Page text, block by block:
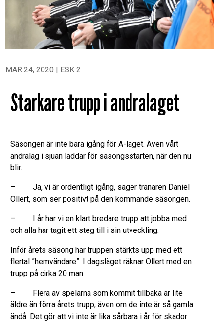
MAR 24, 2020 ESK 2
Starkare trupp i andralaget
Säsongen är inte bara igång för A-laget. Även vårt
andralag i sjuan laddar för säsongsstarten, när den nu
blir.
– Ja, vi är ordentligt igång, säger tränaren Daniel
Ollert, som ser positivt på den kommande säsongen.
– I år har vi en klart bredare trupp att jobba med
och alla har tagit ett steg till i sin utveckling.
Inför årets säsong har truppen stärkts upp med ett
flertal ”hemvändare”. I dagsläget räknar Ollert med en
trupp på cirka 20 man.
– Flera av spelarna som kommit tillbaka är lite
äldre än förra årets trupp, även om de inte är så gamla
ändå. Det gör att vi inte är lika sårbara i år för skador